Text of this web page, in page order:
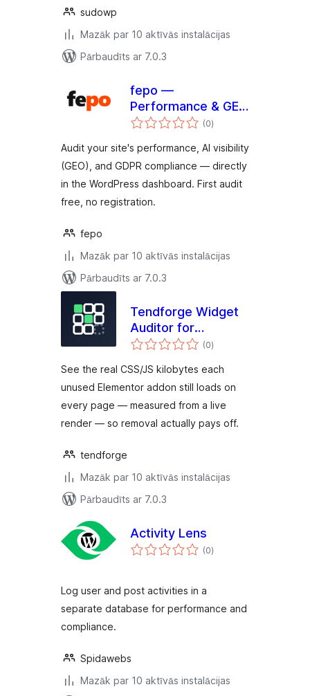
sudowp
Mazāk par 10 aktīvās instalācijas
Pārbaudīts ar 7.0.3
fepo —
Performance & GEO
Audit
(0vērtējumu
kopsumma
)
Audit your site's performance, AI visibility
(GEO), and GDPR compliance — directly
in the WordPress dashboard. First audit
free, no registration.
fepo
Mazāk par 10 aktīvās instalācijas
Pārbaudīts ar 7.0.3
Tendforge Widget
Auditor for
Elementor
(0vērtējumu
kopsumma
)
See the real CSS/JS kilobytes each
unused Elementor addon still loads on
every page — measured from a live
render — so removal actually pays off.
tendforge
Mazāk par 10 aktīvās instalācijas
Pārbaudīts ar 7.0.3
Activity Lens
(0vērtējumu
kopsumma
)
Log user and post activities in a
separate database for performance and
compliance.
Spidawebs
Mazāk par 10 aktīvās instalācijas